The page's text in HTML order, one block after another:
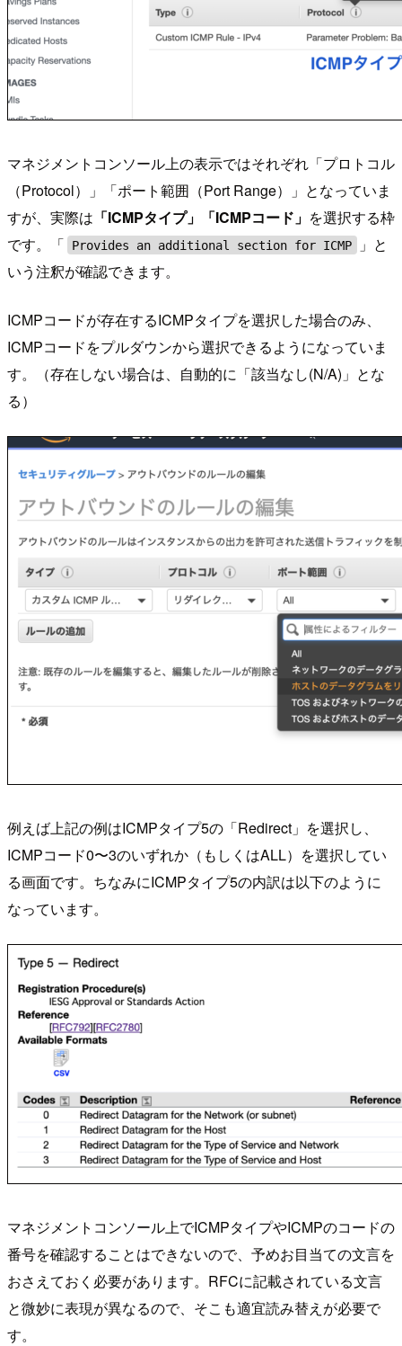
マネジメントコンソール上の表示ではそれぞれ「プロトコル
（Protocol）」「ポート範囲（Port Range）」となっていま
すが、実際は 「ICMPタイプ」「ICMPコード」 を選択する枠
です。「
Provides an additional section for ICMP
」と
いう注釈が確認できます。
ICMPコードが存在するICMPタイプを選択した場合のみ、
ICMPコードをプルダウンから選択できるようになっていま
す。（存在しない場合は、自動的に「該当なし(N/A)」とな
る）
例えば上記の例はICMPタイプ5の「Redirect」を選択し、
ICMPコード0〜3のいずれか（もしくはALL）を選択してい
る画面です。ちなみにICMPタイプ5の内訳は以下のように
なっています。
マネジメントコンソール上でICMPタイプやICMPのコードの
番号を確認することはできないので、予めお目当ての文言を
おさえておく必要があります。RFCに記載されている文言
と微妙に表現が異なるので、そこも適宜読み替えが必要で
す。